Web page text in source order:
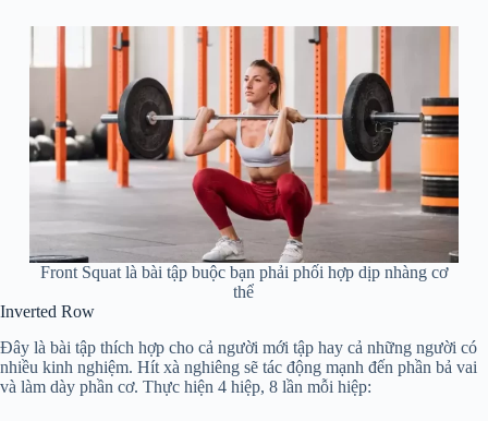
Front Squat là bài tập buộc bạn phải phối hợp dịp nhàng cơ
thể
Inverted Row
Đây là bài tập thích hợp cho cả người mới tập hay cả những người có
nhiều kinh nghiệm. Hít xà nghiêng sẽ tác động mạnh đến phần bả vai
và làm dày phần cơ. Thực hiện 4 hiệp, 8 lần mỗi hiệp: